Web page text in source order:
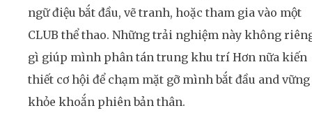
ngữ điệu bắt đầu, vẽ tranh, hoặc tham gia vào một
CLUB thể thao. Những trải nghiệm này không
gì giúp mình phân tán trung khu trí Hơn nữa kiến
thiết cơ hội để chạm mặt gỡ mình bắt đầu and vững
khỏe khoắn phiên bản thân.